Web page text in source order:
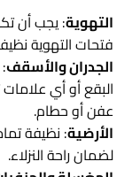
التهوية: يجب أن
فتحات التهوية
الجدران والأسقف
البقع أو أي
عفن أو حطام.
الأرضية: نظيفة
لضمان راحة النزلاء.